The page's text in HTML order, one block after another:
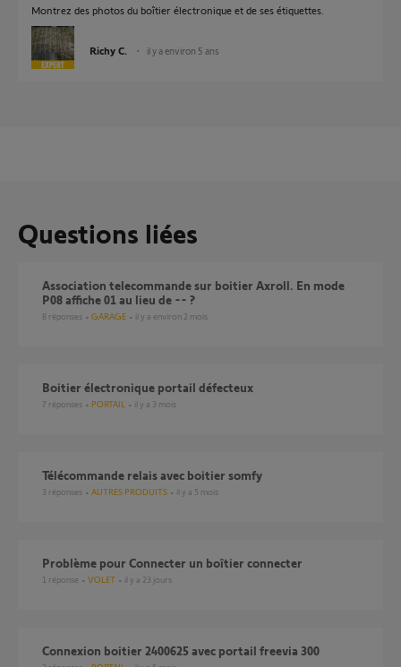
Montrez des photos du boîtier électronique et de ses étiquettes.
Richy C. il y a environ 5 ans
Questions liées
Association telecommande sur boitier Axroll. En mode
P08 affiche 01 au lieu de -- ?
8 réponses GARAGE il y a environ 2 mois
Boitier électronique portail défecteux
7 réponses PORTAIL il y a 3 mois
télécommande relais avec boitier somfy
3 réponses AUTRES PRODUITS il y a 5 mois
Problème pour Connecter un boîtier connecter
1 réponse VOLET il y a 23 jours
connexion boitier 2400625 avec portail freevia 300